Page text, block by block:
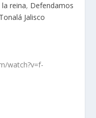
reina, Defendamos
Jalisco
watch?v=f-